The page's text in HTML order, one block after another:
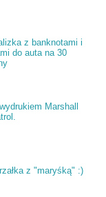
z banknotami i
do auta na 30
Marshall
z "maryśką" :)